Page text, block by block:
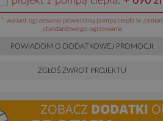
* wariant ogrzewania powietrzną pompą ciepła w zamian
standardowego ogrzewania
POWIADOM O DODATKOWEJ PROMOCJI
ZGŁOŚ ZWROT PROJEKTU